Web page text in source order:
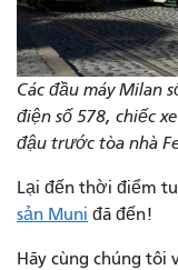
Các đầu máy Milan
điện số 578, chiếc
đậu trước tòa nhà
Lại đến thời điểm
sản Muni đã đến!
Hãy cùng chúng tôi